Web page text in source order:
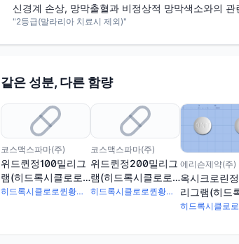
신경계 손상, 망막출혈과 비정상적 망막색소와의 관
"2등급(말라리아 치료시 제외)"
같은 성분, 다른 함량
코스맥스파마(주)
위드퀸정100밀리그
램(히드록시클로로
퀸황산염)(수출용)히드록시클로로퀸황산염 100mg
코스맥스파마(주)
위드퀸정200밀리그
램(히드록시클로로
퀸황산염)(수출용)히드록시클로로퀸황산염 200mg
에리슨제약(주)
옥시크로린
리그램(히드
로로퀸황산